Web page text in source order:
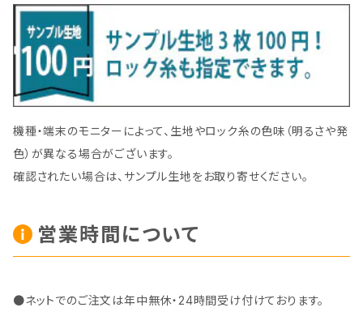
機種・端末のモニターによって、生地やロック糸の色味（明るさや発
色）が異なる場合がございます。
確認されたい場合は、サンプル生地をお取り寄せください。
営業時間について
●ネットでのご注文は年中無休・24時間受け付けております。